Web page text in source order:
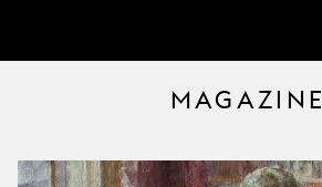
MAGAZINE